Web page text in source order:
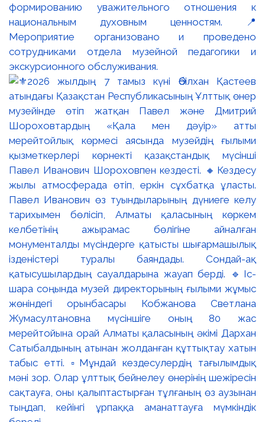
формированию уважительного отношения к
национальным духовным ценностям. 📍
Мероприятие организовано и проведено
сотрудниками отдела музейной педагогики и
экскурсионного обслуживания.